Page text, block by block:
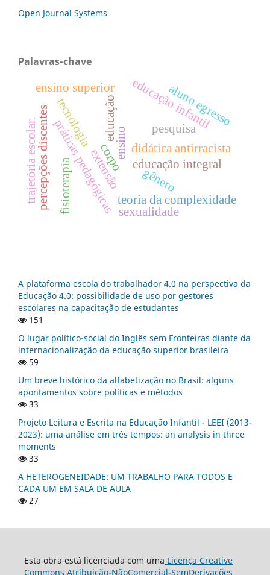
Open Journal Systems
Palavras-chave
educação
corpo
ensino pesquisa
extensão
práticas pedagógicas didática antirracista
educação infantil
educação integral
percepções discentes
trajetória escolar.
ensino superior aluno egresso
fisioterapia teoria da complexidade
gênero
sexualidade
tecnologia
A plataforma escola do trabalhador 4.0 na perspectiva da
Educação 4.0: possibilidade de uso por gestores
escolares na capacitação de estudantes
151
O lugar político-social do Inglês sem Fronteiras diante da
internacionalização da educação superior brasileira
59
Um breve histórico da alfabetização no Brasil: alguns
apontamentos sobre políticas e métodos
33
Projeto Leitura e Escrita na Educação Infantil - LEEI (2013-
2023): uma análise em três tempos: an analysis in three
moments
33
A HETEROGENEIDADE: UM TRABALHO PARA TODOS E
CADA UM EM SALA DE AULA
27
Esta obra está licenciada com uma Licença Creative
Commons Atribuição-NãoComercial-SemDerivações